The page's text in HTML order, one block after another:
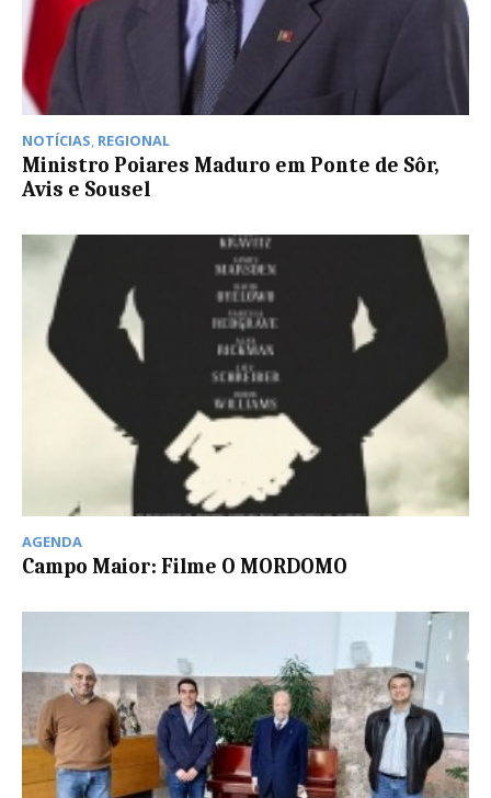
NOTÍCIAS, REGIONAL
Ministro Poiares Maduro em Ponte de Sôr,
Avis e Sousel
AGENDA
Campo Maior: Filme O MORDOMO